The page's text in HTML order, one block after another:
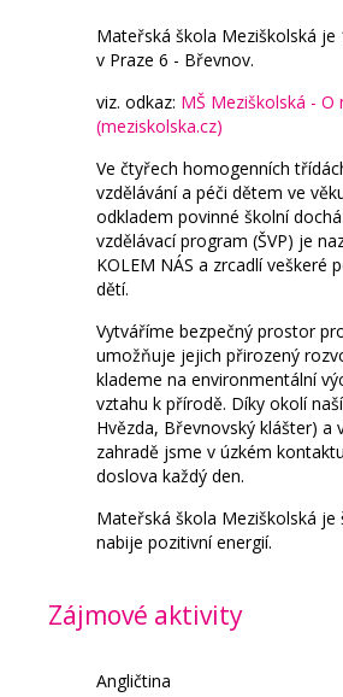
Mateřská škola Meziškolská je
v Praze 6 - Břevnov.
viz. odkaz: MŠ Meziškolská - O
(meziskolska.cz)
Ve čtyřech homogenních
vzdělávání a péči dětem ve
odkladem povinné školní
vzdělávací program (ŠVP) je
KOLEM NÁS a zrcadlí veškeré
dětí.
Vytváříme bezpečný prostor
umožňuje jejich přirozený
klademe na environmentální
vztahu k přírodě. Díky okolí
Hvězda, Břevnovský klášter) a
zahradě jsme v úzkém
doslova každý den.
Mateřská škola Meziškolská je
nabije pozitivní energií.
Zájmové aktivity
Angličtina